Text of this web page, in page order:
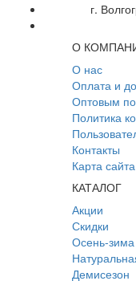
г.
О
О нас
Оплата и
Оптовым
Политика
Контакты
Карта сайта
КАТАЛОГ
Акции
Скидки
Осень-зима
Демисезон